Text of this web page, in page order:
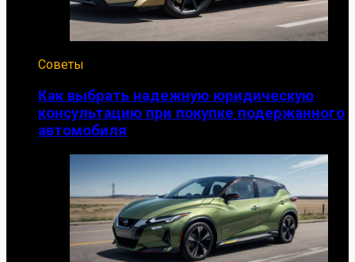
Советы
Как выбрать надежную юридическую
консультацию при покупке подержанного
автомобиля